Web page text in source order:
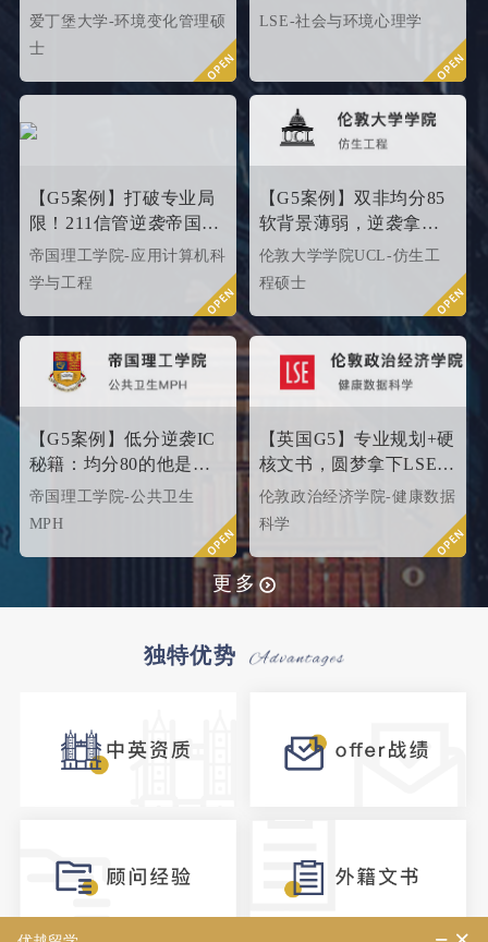
在帮助更多学生拿下理想院
校offer！叩响世界名校大
门，从外籍文书高端定制开
爱丁堡高级护理硕士！
爱丁堡大学-环境变化管理硕
士
与环境心理学硕士
LSE-社会与环境心理学
【G5案例】打破专业局
限！211信管逆袭帝国理
工G5硬核计算机专业
帝国理工学院-应用计算机科
学与工程
【G5案例】双非均分85
软背景薄弱，逆袭拿下
UCL伦敦大学学院
offer！
伦敦大学学院UCL-仿生工
程硕士
【G5案例】低分逆袭IC
秘籍：均分80的他是这
样打动招生官的
帝国理工学院-公共卫生
MPH
【英国G5】专业规划+硬
核文书，圆梦拿下LSE伦
敦政治经济学院！
伦敦政治经济学院-健康数据
科学
更多
独特优势